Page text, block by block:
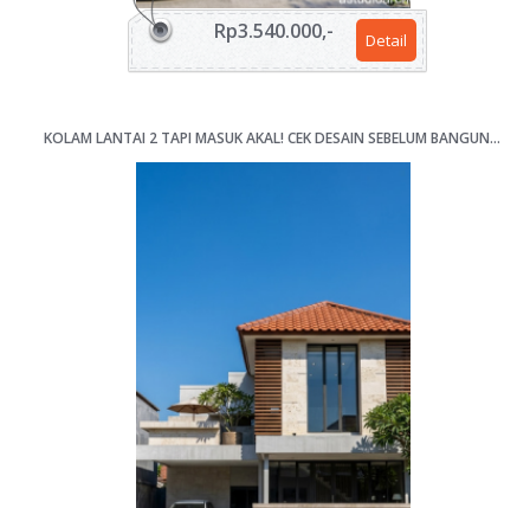
Detail
Rp3.540.000,-
KOLAM LANTAI 2 TAPI MASUK AKAL! CEK DESAIN SEBELUM BANGUN RUMAH 4 KAMAR LAHAN 12X17M [KODE 068]